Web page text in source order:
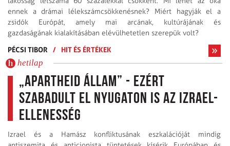
ennek a drámai lélekszámcsökkenésnek? Miért hagyják el a
zsidók Európát, amely mai arcának, kultúrájának és
gazdaságának kialakításában elévülhetetlen szerepük volt?
PÉCSI TIBOR
/ HIT ÉS ÉRTÉKEK
hetilap
„Apartheid állam” - ezért
szabadult el Nyugaton is az Izrael-
ellenesség
Izrael és a Hamász konfliktusának eszkalációját mindig